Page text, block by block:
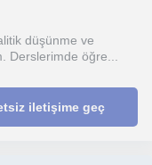
düşünme ve
Derslerimde öğre...
iletişime geç